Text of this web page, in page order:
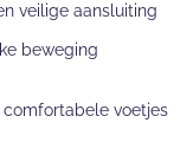
veilige aansluiting
beweging
voetjes